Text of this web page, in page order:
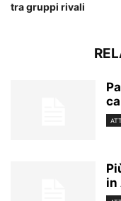
tra gruppi rivali
in